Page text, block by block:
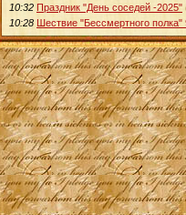
10:32 Праздник "День соседей -2025"
10:28 Шествие "Бессмертного полка"